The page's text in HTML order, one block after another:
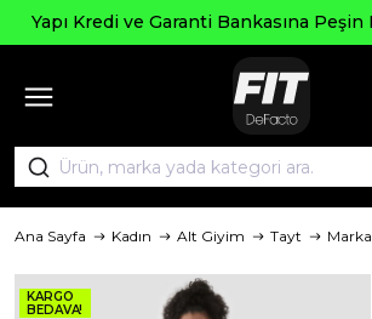
Bankasına Peşin Fiyatına 6 Taksit
Ana Sayfa Kadın Alt Giyim Tayt Marka
KARGO
BEDAVA!